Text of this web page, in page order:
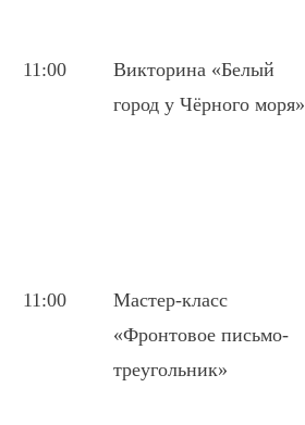
11:00
Викторина «Белый
город у Чёрного моря»
11:00
Мастер-класс
«Фронтовое письмо-
треугольник»